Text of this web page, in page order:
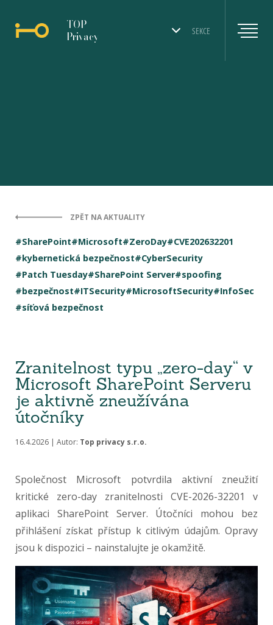
SEKCE
TOP
Privacy
ZPĚT NA AKTUALITY
#SharePoint#Microsoft#ZeroDay#CVE202632201
#kybernetická bezpečnost#CyberSecurity
#Patch Tuesday#SharePoint Server#spoofing
#bezpečnost#ITSecurity#MicrosoftSecurity#InfoSec
#síťová bezpečnost
Zranitelnost typu „zero-day“ v
Microsoft SharePoint Serveru
je aktivně zneužívána
útočníky
16.4.2026 | Autor: Top privacy s.r.o.
Společnost Microsoft potvrdila aktivní zneužití
kritické zero-day zranitelnosti CVE-2026-32201 v
aplikaci SharePoint Server. Útočníci mohou bez
přihlášení získat přístup k citlivým údajům. Opravy
jsou k dispozici – nainstalujte je okamžitě.